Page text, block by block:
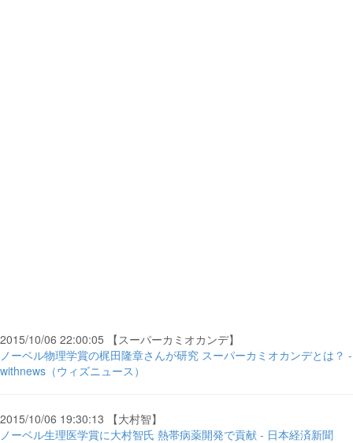
2015/10/06 22:00:05 【スーパーカミオカンデ】
ノーベル物理学賞の梶田隆章さんが研究 スーパーカミオカンデとは？ -
withnews（ウィズニュース）
2015/10/06 19:30:13 【大村智】
ノーベル生理医学賞に大村智氏 熱帯病薬開発で貢献 - 日本経済新聞